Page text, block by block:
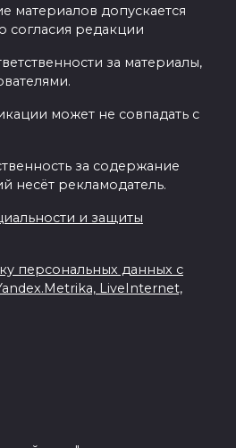
материалов допускается
согласия редакции
за материалы,
может не совпадать с
за содержание
несёт рекламодатель.
и защиты
персональных данных с
LiveInternet,